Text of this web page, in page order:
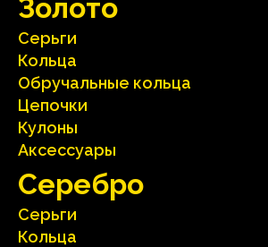
Зoлoтo
Серьги
Кольца
Oбручальные кольца
Цепочки
Кулоны
Аксесcуары
Серебрo
Серьги
Кольца